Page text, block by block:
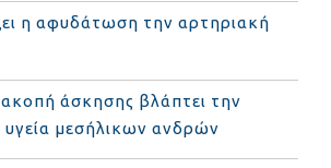
η αφυδάτωση την αρτηριακή
άσκησης βλάπτει την
υγεία μεσήλικων ανδρών